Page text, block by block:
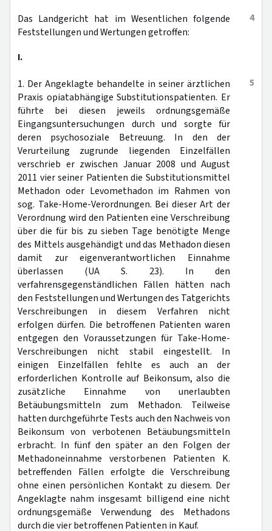
4
Das Landgericht hat im Wesentlichen folgende
Feststellungen und Wertungen getroffen:
I.
5
1. Der Angeklagte behandelte in seiner ärztlichen
Praxis opiatabhängige Substitutionspatienten. Er
führte bei diesen jeweils ordnungsgemäße
Eingangsuntersuchungen durch und sorgte für
deren psychosoziale Betreuung. In den der
Verurteilung zugrunde liegenden Einzelfällen
verschrieb er zwischen Januar 2008 und August
2011 vier seiner Patienten die Substitutionsmittel
Methadon oder Levomethadon im Rahmen von
sog. Take-Home-Verordnungen. Bei dieser Art der
Verordnung wird den Patienten eine Verschreibung
über die für bis zu sieben Tage benötigte Menge
des Mittels ausgehändigt und das Methadon diesen
damit zur eigenverantwortlichen Einnahme
überlassen (UA S. 23). In den
verfahrensgegenständlichen Fällen hätten nach
den Feststellungen und Wertungen des Tatgerichts
Verschreibungen in diesem Verfahren nicht
erfolgen dürfen. Die betroffenen Patienten waren
entgegen den Voraussetzungen für Take-Home-
Verschreibungen nicht stabil eingestellt. In
einigen Einzelfällen fehlte es auch an der
erforderlichen Kontrolle auf Beikonsum, also die
zusätzliche Einnahme von unerlaubten
Betäubungsmitteln zum Methadon. Teilweise
hatten durchgeführte Tests auch den Nachweis von
Beikonsum von verbotenen Betäubungsmitteln
erbracht. In fünf den später an den Folgen der
Methadoneinnahme verstorbenen Patienten K.
betreffenden Fällen erfolgte die Verschreibung
ohne einen persönlichen Kontakt zu diesem. Der
Angeklagte nahm insgesamt billigend eine nicht
ordnungsgemäße Verwendung des Methadons
durch die vier betroffenen Patienten in Kauf.